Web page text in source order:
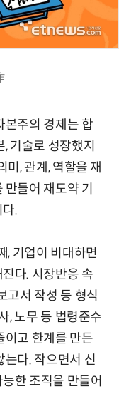
본주의 경제는 합
기술로 성장했지
미, 관계, 역할을 재
들어 재도약 기
.
, 기업이 비대하면
다. 시장반응 속
고서 작성 등 형식
, 노무 등 법령준수
이고 한계를 만든
는다. 작으면서 신
한 조직을 만들어